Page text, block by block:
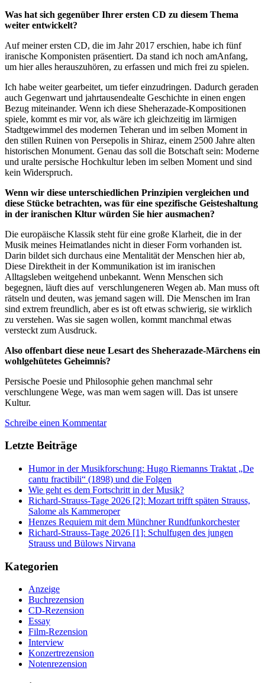
Was hat sich gegenüber Ihrer ersten CD zu diesem Thema
weiter entwickelt?
Auf meiner ersten CD, die im Jahr 2017 erschien, habe ich fünf
iranische Komponisten präsentiert. Da stand ich noch amAnfang,
um hier alles herauszuhören, zu erfassen und mich frei zu spielen.
Ich habe weiter gearbeitet, um tiefer einzudringen. Dadurch geraden
auch Gegenwart und jahrtausendealte Geschichte in einen engen
Bezug miteinander. Wenn ich diese Sheherazade-Kompositionen
spiele, kommt es mir vor, als wäre ich gleichzeitig im lärmigen
Stadtgewimmel des modernen Teheran und im selben Moment in
den stillen Ruinen von Persepolis in Shiraz, einem 2500 Jahre alten
historischen Monument. Genau das soll die Botschaft sein: Moderne
und uralte persische Hochkultur leben im selben Moment und sind
kein Widerspruch.
Wenn wir diese unterschiedlichen Prinzipien vergleichen und
diese Stücke betrachten, was für eine spezifische Geisteshaltung
in der iranischen Kltur würden Sie hier ausmachen?
Die europäische Klassik steht für eine große Klarheit, die in der
Musik meines Heimatlandes nicht in dieser Form vorhanden ist.
Darin bildet sich durchaus eine Mentalität der Menschen hier ab,
Diese Direktheit in der Kommunikation ist im iranischen
Alltagsleben weitgehend unbekannt. Wenn Menschen sich
begegnen, läuft dies auf verschlungeneren Wegen ab. Man muss oft
rätseln und deuten, was jemand sagen will. Die Menschen im Iran
sind extrem freundlich, aber es ist oft etwas schwierig, sie wirklich
zu verstehen. Was sie sagen wollen, kommt manchmal etwas
versteckt zum Ausdruck.
Also offenbart diese neue Lesart des Sheherazade-Märchens ein
wohlgehütetes Geheimnis?
Persische Poesie und Philosophie gehen manchmal sehr
verschlungene Wege, was man wem sagen will. Das ist unsere
Kultur.
Schreibe einen Kommentar
Letzte Beiträge
Humor in der Musikforschung: Hugo Riemanns Traktat „De
cantu fractibili“ (1898) und die Folgen
Wie geht es dem Fortschritt in der Musik?
Richard-Strauss-Tage 2026 [2]: Mozart trifft späten Strauss,
Salome als Kammeroper
Henzes Requiem mit dem Münchner Rundfunkorchester
Richard-Strauss-Tage 2026 [1]: Schulfugen des jungen
Strauss und Bülows Nirvana
Kategorien
Anzeige
Buchrezension
CD-Rezension
Essay
Film-Rezension
Interview
Konzertrezension
Notenrezension